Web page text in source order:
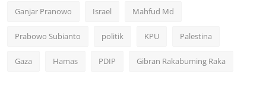
Ganjar Pranowo Israel Mahfud Md
Prabowo Subianto politik KPU Palestina
Gaza Hamas PDIP Gibran Rakabuming Raka